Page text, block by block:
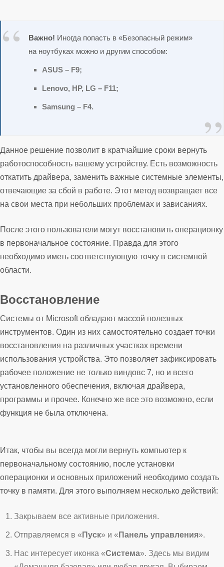
Важно! Иногда попасть в «Безопасный режим»
на ноутбуках можно и другим способом:
ASUS – F9;
Lenovo, HP, LG – F11;
Samsung – F4.
Данное решение позволит в кратчайшие сроки вернуть
работоспособность вашему устройству. Есть возможность
откатить драйвера, заменить важные системные элементы,
отвечающие за сбой в работе. Этот метод возвращает все
на свои места при небольших проблемах и зависаниях.
После этого пользователи могут восстановить операционку
в первоначальное состояние. Правда для этого
необходимо иметь соответствующую точку в системной
области.
Восстановление
Системы от Microsoft обладают массой полезных
инструментов. Один из них самостоятельно создает точки
восстановления на различных участках времени
использования устройства. Это позволяет зафиксировать
рабочее положение не только виндовс 7, но и всего
установленного обеспечения, включая драйвера,
программы и прочее. Конечно же все это возможно, если
функция не была отключена.
Итак, чтобы вы всегда могли вернуть компьютер к
первоначальному состоянию, после установки
операционки и основных приложений необходимо создать
точку в памяти. Для этого выполняем несколько действий:
Закрываем все активные приложения.
Отправляемся в « Пуск» и « Панель управления».
Нас интересует иконка «Система». Здесь мы видим